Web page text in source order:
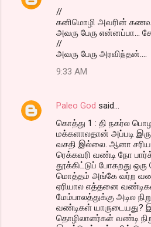
//
கனிமொழி அவரின்
அவரு பேரு என்னப்பா…
//
அவரு பேரு அரவிந்தன்....
9:33 AM
Paleo God said…
கொத்து 1 : தி நகர்ல
மக்களாலதான் அப்படி
வசதி இல்லை. ஆனா
ரெக்கவரி வண்டி நோ
தூக்கிட்டுப் போகறது
மொத்தம் அங்கே வர்ற
ஏரியால எத்தனை
மேம்பாலத்துக்கு அடில
வண்டிகள் யாருடையது?
தொழிலாளர்கள் வண்டி